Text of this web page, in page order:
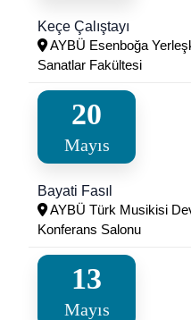
Keçe Çalıştayı
AYBÜ Esenboğa
Sanatlar Fakültesi
20
Mayıs
Bayati Fasıl
AYBÜ Türk Musikisi
Konferans Salonu
13
Mayıs